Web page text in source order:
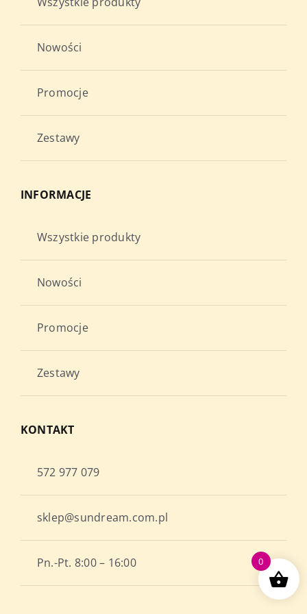
Nowości
Promocje
Zestawy
INFORMACJE
Wszystkie produkty
Nowości
Promocje
Zestawy
KONTAKT
572 977 079
sklep@sundream.com.pl
Pn.-Pt. 8:00 – 16:00 0